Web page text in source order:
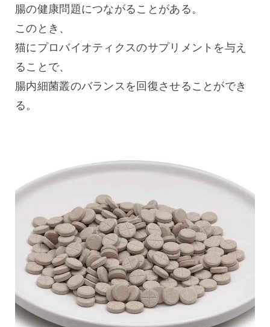
腸の健康問題につながることがある。
このとき、
猫にプロバイオティクスのサプリメントを与え
ることで、
腸内細菌叢のバランスを回復させることができ
る。